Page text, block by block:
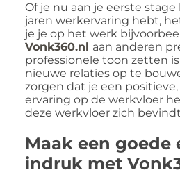
Of je nu aan je eerste
jaren werkervaring hebt,
je je op het werk
Vonk360.nl aan anderen
professionele toon zetten
nieuwe relaties op te
zorgen dat je een
ervaring op de werkvloer
deze werkvloer zich
Maak een goede
indruk met